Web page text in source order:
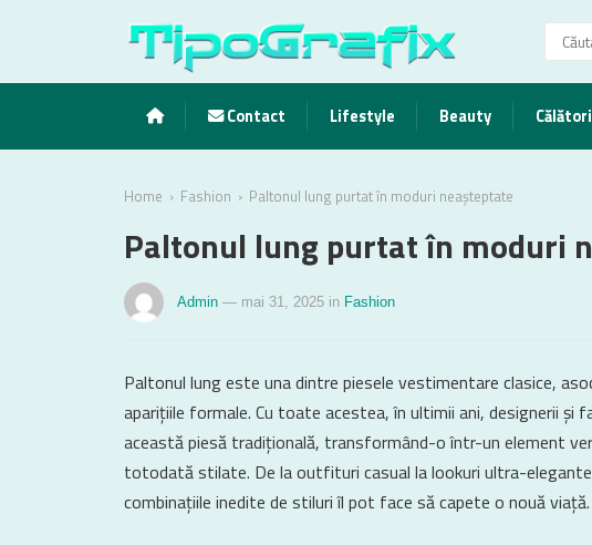
Contact Lifestyle Beauty
Home › Fashion › Paltonul lung purtat în moduri neașteptate
Paltonul lung purtat în moduri
Admin — mai 31, 2025 in Fashion
Paltonul lung este una dintre piesele vestimentare clasice,
aparițiile formale. Cu toate acestea, în ultimii ani, designerii și
această piesă tradițională, transformând-o într-un element
totodată stilate. De la outfituri casual la lookuri ultra-
combinațiile inedite de stiluri îl pot face să capete o nouă viață.